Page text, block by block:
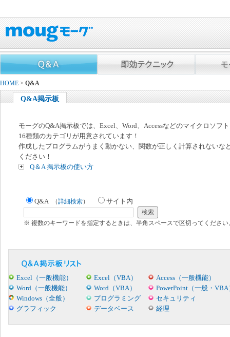
HOME > Q&A
Q&A掲示板
モーグのQ&A掲示板では、Excel、Word、Accessなどのマイクロソフ
16種類のカテゴリが用意されています！
作成したプログラムがうまく動かない、関数が正しく計算されないな
ください！
Q＆A 掲示板の使い方
Q&A （詳細検索） サイト内
※ 複数のキーワードを指定するときは、半角スペースで区切ってください
Excel（一般機能） Excel（VBA）
Access（一般機能）
Word（一般機能）
Word（VBA）
PowerPoint（一般・VBA
Windows（全般）
プログラミング
セキュリティ
グラフィック
データベース 経理